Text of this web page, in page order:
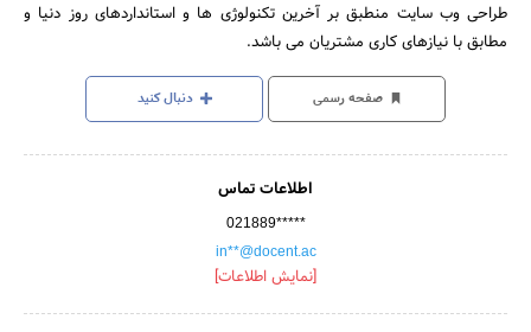
طراحی وب سایت منطبق بر آخرین تکنولوژی ها و استانداردهای روز دنیا و
مطابق با نیازهای کاری مشتریان می باشد.
صفحه رسمی دنبال کنید
اطلاعات تماس
021889*****
in**@docent.ac
[نمایش اطلاعات]